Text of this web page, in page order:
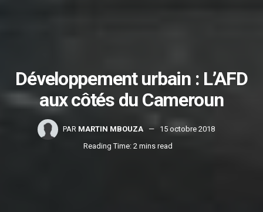
Développement urbain : L’AFD
aux côtés du Cameroun
PAR MARTIN MBOUZA
15 octobre 2018
Reading Time: 2 mins read